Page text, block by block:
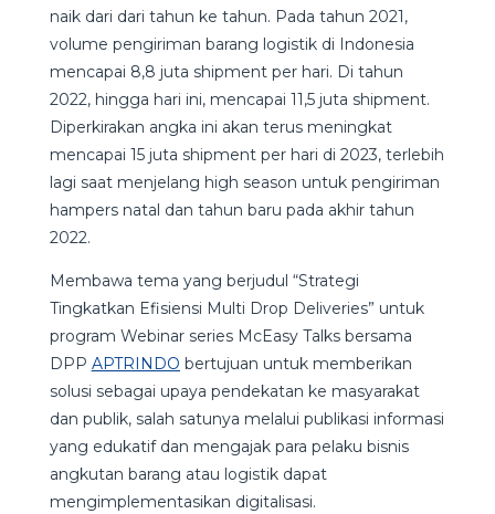
naik dari dari tahun ke tahun. Pada tahun 2021,
volume pengiriman barang logistik di Indonesia
mencapai 8,8 juta shipment per hari. Di tahun
2022, hingga hari ini, mencapai 11,5 juta shipment.
Diperkirakan angka ini akan terus meningkat
mencapai 15 juta shipment per hari di 2023, terlebih
lagi saat menjelang high season untuk pengiriman
hampers natal dan tahun baru pada akhir tahun
2022.
Membawa tema yang berjudul “Strategi
Tingkatkan Efisiensi Multi Drop Deliveries” untuk
program Webinar series McEasy Talks bersama
DPP APTRINDO bertujuan untuk memberikan
solusi sebagai upaya pendekatan ke masyarakat
dan publik, salah satunya melalui publikasi informasi
yang edukatif dan mengajak para pelaku bisnis
angkutan barang atau logistik dapat
mengimplementasikan digitalisasi.